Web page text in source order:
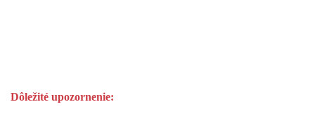
Dôležité upozornenie: